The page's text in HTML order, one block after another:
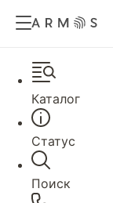
Каталог
Статус
Поиск